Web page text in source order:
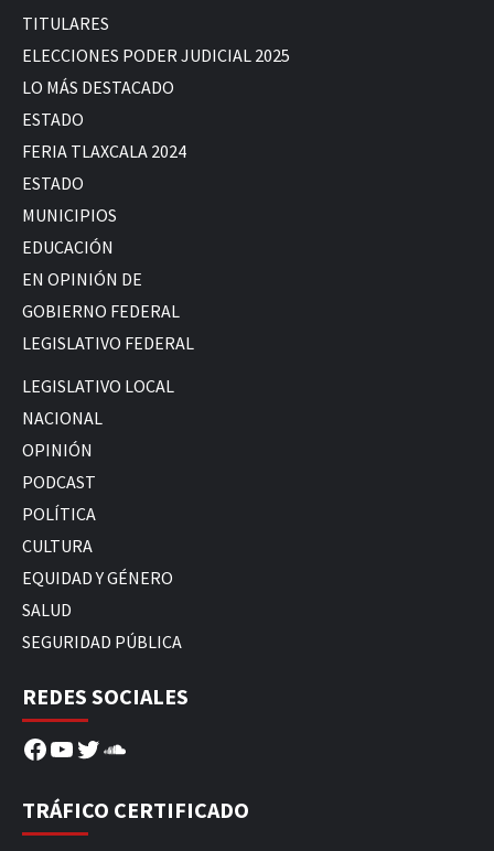
TITULARES
ELECCIONES PODER JUDICIAL 2025
LO MÁS DESTACADO
ESTADO
FERIA TLAXCALA 2024
ESTADO
MUNICIPIOS
EDUCACIÓN
EN OPINIÓN DE
GOBIERNO FEDERAL
LEGISLATIVO FEDERAL
LEGISLATIVO LOCAL
NACIONAL
OPINIÓN
PODCAST
POLÍTICA
CULTURA
EQUIDAD Y GÉNERO
SALUD
SEGURIDAD PÚBLICA
REDES SOCIALES
Facebook
YouTube
Twitter
SoundCloud
TRÁFICO CERTIFICADO